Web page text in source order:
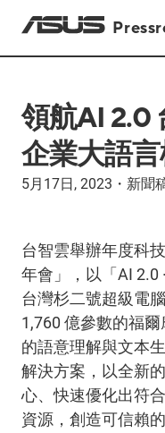
領航AI 2.0
企業大語
5月17日, 2023 ・ 新聞
台智雲舉辦年度科
年會」，以「AI 2.0
台灣杉二號超級電
1,760 億參數的福
的語意理解與文本
解決方案，以全新
心、快速優化出符
資源，創造可信賴